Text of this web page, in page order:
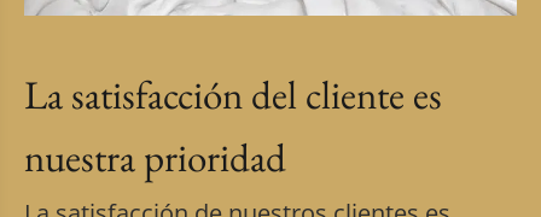
La satisfacción del cliente es
nuestra prioridad